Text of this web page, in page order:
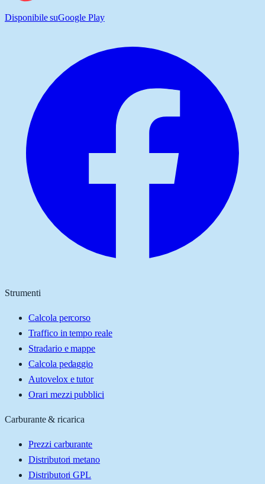
Disponibile suGoogle Play
Strumenti
Calcola percorso
Traffico in tempo reale
Stradario e mappe
Calcola pedaggio
Autovelox e tutor
Orari mezzi pubblici
Carburante & ricarica
Prezzi carburante
Distributori metano
Distributori GPL